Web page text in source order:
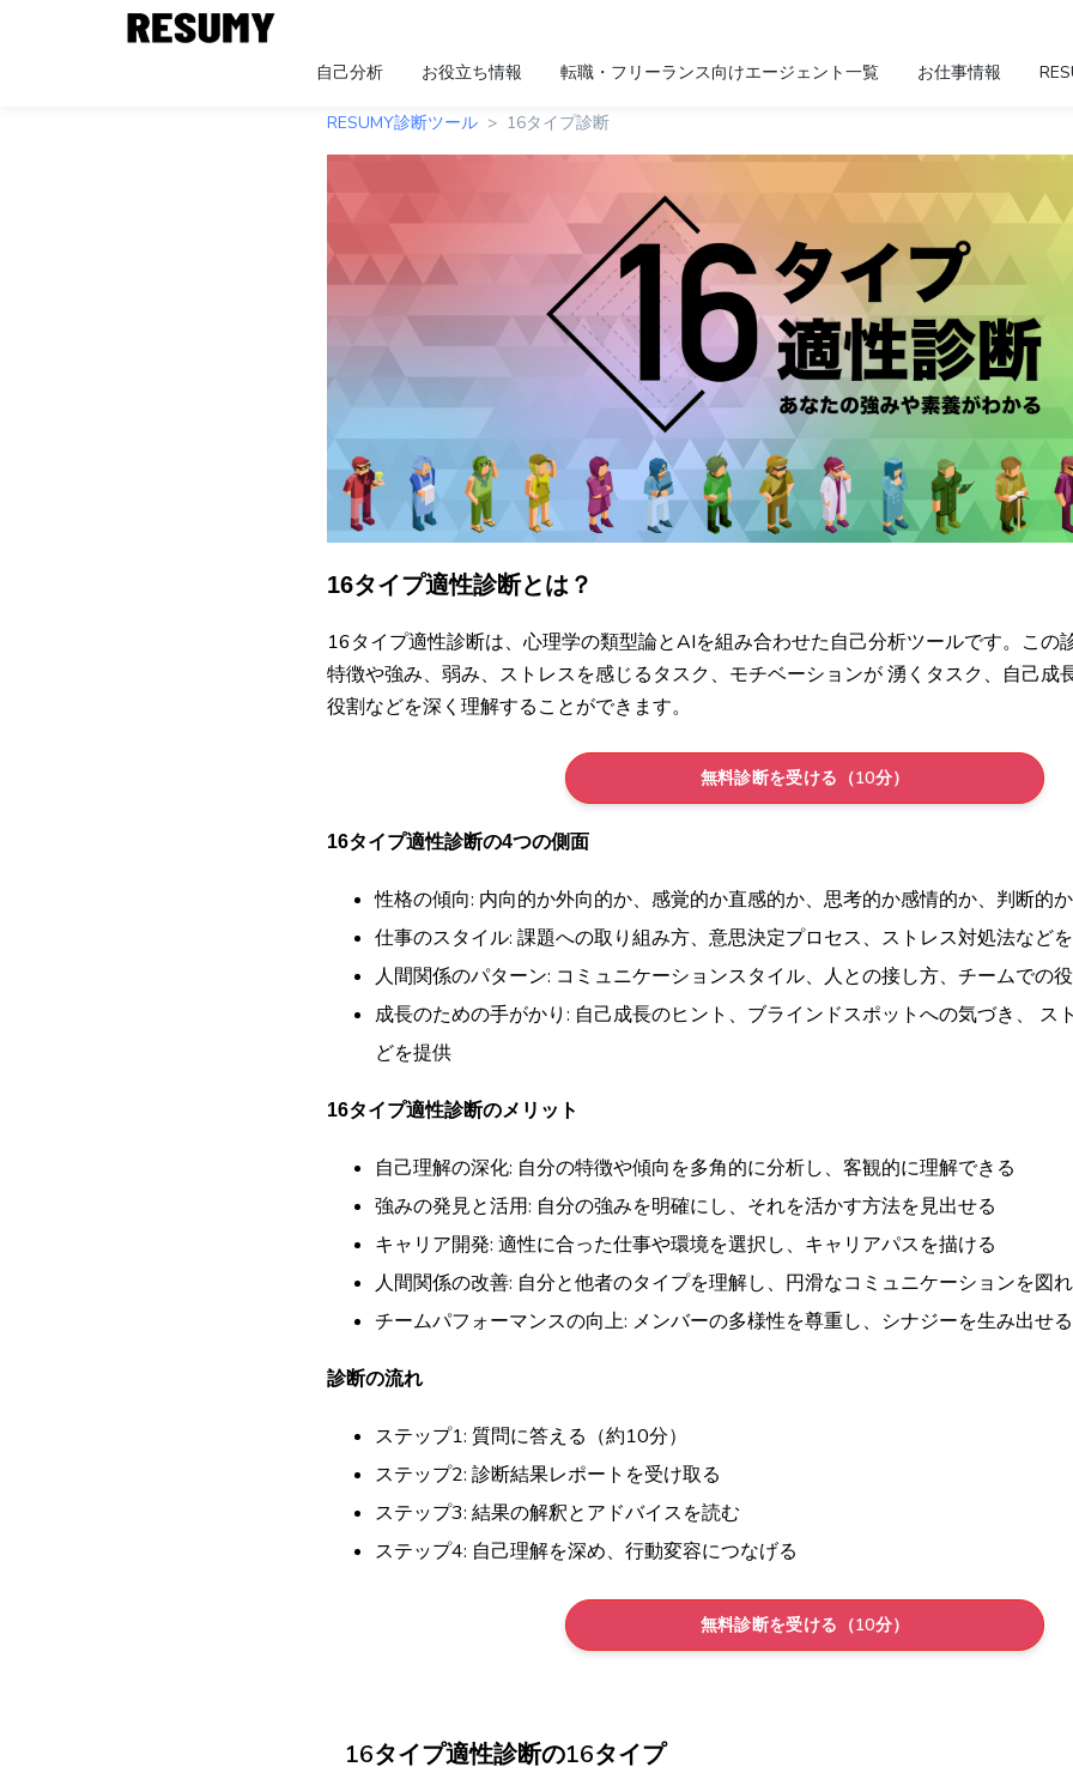
自己分析 お役立ち情報 転職・フリーランス向けエージェント一覧 お仕事情報
RESUMY診断ツール 16タイプ診断
16タイプ適性診断とは？
16タイプ適性診断は、心理学の類型論とAIを組み合わせた自己分析ツールです。この
特徴や強み、弱み、ストレスを感じるタスク、モチベーションが 湧くタスク、自己成
役割などを深く理解することができます。
無料診断を受ける（10分）
16タイプ適性診断の4つの側面
性格の傾向: 内向的か外向的か、感覚的か直感的か、思考的か感情的か、判断的
仕事のスタイル: 課題への取り組み方、意思決定プロセス、ストレス対処法など
人間関係のパターン: コミュニケーションスタイル、人との接し方、チームでの
成長のための手がかり: 自己成長のヒント、ブラインドスポットへの気づき、 ス
どを提供
16タイプ適性診断のメリット
自己理解の深化: 自分の特徴や傾向を多角的に分析し、客観的に理解できる
強みの発見と活用: 自分の強みを明確にし、それを活かす方法を見出せる
キャリア開発: 適性に合った仕事や環境を選択し、キャリアパスを描ける
人間関係の改善: 自分と他者のタイプを理解し、円滑なコミュニケーションを図
チームパフォーマンスの向上: メンバーの多様性を尊重し、シナジーを生み出せる
診断の流れ
ステップ1: 質問に答える（約10分）
ステップ2: 診断結果レポートを受け取る
ステップ3: 結果の解釈とアドバイスを読む
ステップ4: 自己理解を深め、行動変容につなげる
無料診断を受ける（10分）
16タイプ適性診断の16タイプ